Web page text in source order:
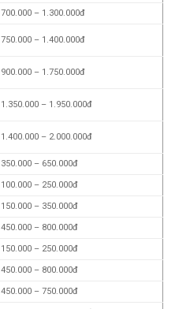
700.000 – 1.300.000đ
750.000 – 1.400.000đ
900.000 – 1.750.000đ
1.350.000 – 1.950.000đ
1.400.000 – 2.000.000đ
350.000 – 650.000đ
100.000 – 250.000đ
150.000 – 350.000đ
450.000 – 800.000đ
150.000 – 250.000đ
450.000 – 800.000đ
450.000 – 750.000đ